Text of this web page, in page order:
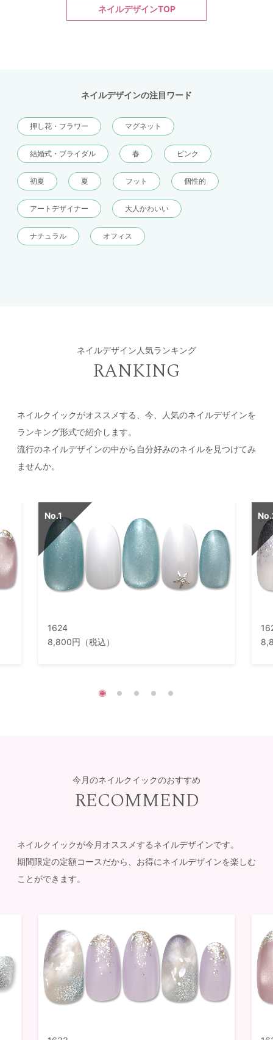
ネイルデザインTOP
ネイルデザインの注目ワード
押し花・フラワー マグネット
結婚式・ブライダル 春 ピンク
初夏 夏 フット 個性的
アートデザイナー 大人かわいい
ナチュラル オフィス
ネイルデザイン人気ランキング
RANKING
ネイルクイックがオススメする、今、人気のネイルデザインを
ランキング形式で紹介します。
流行のネイルデザインの中から自分好みのネイルを見つけてみ
ませんか。
1624
8,800円（税込）
今月のネイルクイックのおすすめ
RECOMMEND
ネイルクイックが今月オススメするネイルデザインです。
期間限定の定額コースだから、お得にネイルデザインを楽しむ
ことができます。